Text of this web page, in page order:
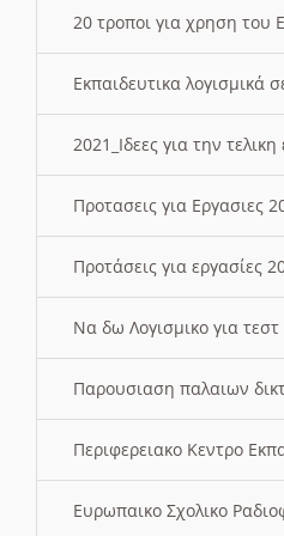
20 τροποι για χρηση του
Εκπαιδευτικα λογισμικά
2021_Ιδεες για την
Προτασεις για Εργασιες
Προτάσεις για εργασίες
Να δω Λογισμικο για τεστ
Παρουσιαση παλαιων
Περιφερειακο Κεντρο
Ευρωπαικο Σχολικο